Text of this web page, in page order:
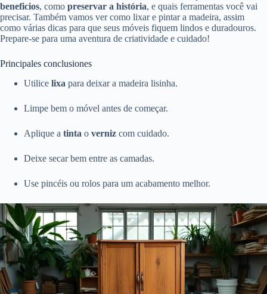
beneficios, como preservar a história, e quais ferramentas você vai
precisar. Também vamos ver como lixar e pintar a madeira, assim
como várias dicas para que seus móveis fiquem lindos e duradouros.
Prepare-se para uma aventura de criatividade e cuidado!
Principales conclusiones
Utilice lixa para deixar a madeira lisinha.
Limpe bem o móvel antes de começar.
Aplique a tinta o verniz com cuidado.
Deixe secar bem entre as camadas.
Use pincéis ou rolos para um acabamento melhor.